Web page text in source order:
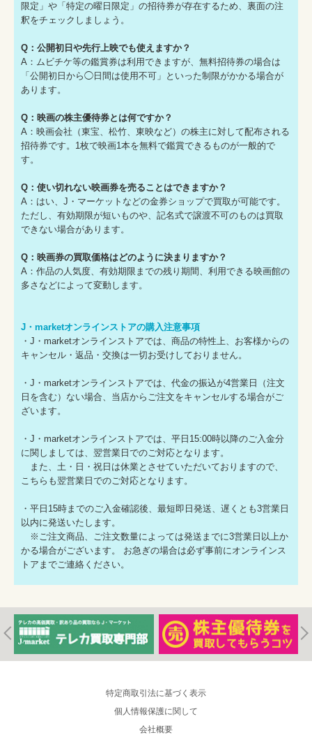
限定」や「特定の曜日限定」の招待券が存在するため、裏面の注
釈をチェックしましょう。
Q：公開初日や先行上映でも使えますか？
A：ムビチケ等の鑑賞券は利用できますが、無料招待券の場合は
「公開初日から◯日間は使用不可」といった制限がかかる場合が
あります。
Q：映画の株主優待券とは何ですか？
A：映画会社（東宝、松竹、東映など）の株主に対して配布される
招待券です。1枚で映画1本を無料で鑑賞できるものが一般的で
す。
Q：使い切れない映画券を売ることはできますか？
A：はい、J・マーケットなどの金券ショップで買取が可能です。
ただし、有効期限が短いものや、記名式で譲渡不可のものは買取
できない場合があります。
Q：映画券の買取価格はどのように決まりますか？
A：作品の人気度、有効期限までの残り期間、利用できる映画館の
多さなどによって変動します。
J・marketオンラインストアの購入注意事項
・J・marketオンラインストアでは、商品の特性上、お客様からの
キャンセル・返品・交換は一切お受けしておりません。
・J・marketオンラインストアでは、代金の振込が4営業日（注文
日を含む）ない場合、当店からご注文をキャンセルする場合がご
ざいます。
・J・marketオンラインストアでは、平日15:00時以降のご入金分
に関しましては、翌営業日でのご対応となります。
また、土・日・祝日は休業とさせていただいておりますので、
こちらも翌営業日でのご対応となります。
・平日15時までのご入金確認後、最短即日発送、遅くとも3営業日
以内に発送いたします。
※ご注文商品、ご注文数量によっては発送までに3営業日以上か
かる場合がございます。 お急ぎの場合は必ず事前にオンラインス
トアまでご連絡ください。
特定商取引法に基づく表示
個人情報保護に関して
会社概要